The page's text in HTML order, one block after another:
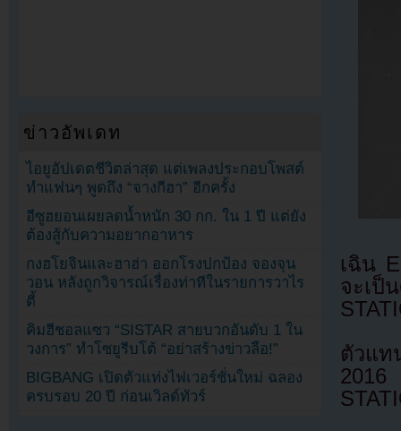
เฉิน
จะเ
ตัวแท
ข่าวอัพเดท
ไอยูอัปเดตชีวิตล่าสุด แต่เพลงประกอบโพสต์
ทำแฟนๆ พูดถึง “จางกีฮา” อีกครั้ง
อีซูฮยอนเผยลดน้ำหนัก 30 กก. ใน 1 ปี แต่ยัง
ต้องสู้กับความอยากอาหาร
กงฮโยจินและฮาฮ่า ออกโรงปกป้อง จองจุน
วอน หลังถูกวิจารณ์เรื่องท่าทีในรายการวาไร
ตี้
คิมฮีชอลแซว “SISTAR สายบวกอันดับ 1 ใน
วงการ” ทำโซยูรีบโต้ “อย่าสร้างข่าวลือ!”
BIGBANG เปิดตัวแท่งไฟเวอร์ชั่นใหม่ ฉลอง
ครบรอบ 20 ปี ก่อนเวิลด์ทัวร์